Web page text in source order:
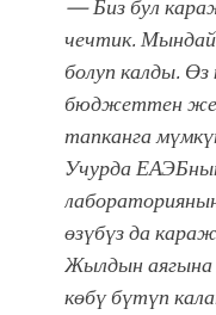
фонтанды көрүү
Park'ка 30 миң
— Биз бул
чечтик.
болуп калды.
бюджеттен же
тапканга
Учурда
өзүбүз да
Жылдын аягына
көбү бүтүп